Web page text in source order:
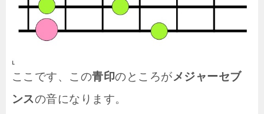
ここです、この青印のところがメジャーセブ
ンスの音になります。